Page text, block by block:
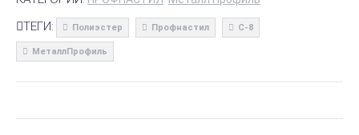
ТЕГИ: Полиэстер Профнастил С-8
МеталлПрофиль